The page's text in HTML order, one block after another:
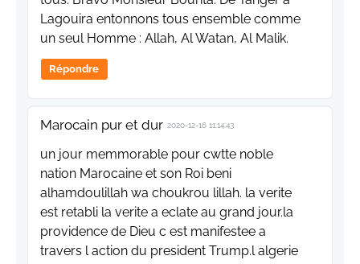
Lagouira entonnons tous ensemble comme
un seul Homme : Allah, Al Watan, Al Malik.
Répondre
Marocain pur et dur 2020-12-16 11:14:43
un jour memmorable pour cwtte noble
nation Marocaine et son Roi beni
alhamdoulillah wa choukrou lillah. la verite
est retabli la verite a eclate au grand jour.la
providence de Dieu c est manifestee a
travers l action du president Trump.l algerie